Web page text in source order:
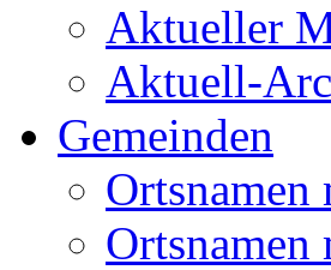
Aktueller
Aktuell-
Gemeinden
Ortsnamen
Ortsnamen